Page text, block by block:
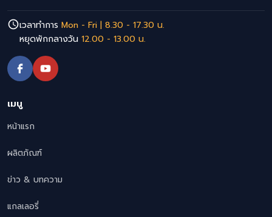
เวลาทำการ Mon - Fri | 8.30 - 17.30 น.
หยุดพักกลางวัน 12.00 - 13.00 น.
เมนู
หน้าแรก
ผลิตภัณฑ์
ข่าว & บทความ
แกลเลอรี่